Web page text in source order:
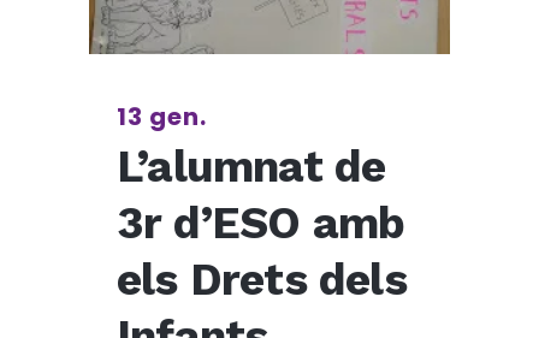
13 gen.
L’alumnat de
3r d’ESO amb
els Drets dels